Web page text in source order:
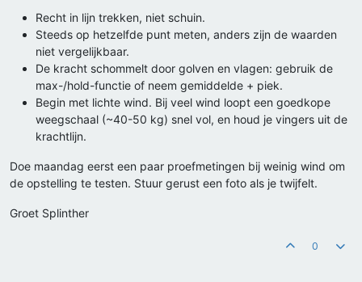
Recht in lijn trekken, niet schuin.
Steeds op hetzelfde punt meten, anders zijn de waarden
niet vergelijkbaar.
De kracht schommelt door golven en vlagen: gebruik de
max-/hold-functie of neem gemiddelde + piek.
Begin met lichte wind. Bij veel wind loopt een goedkope
weegschaal (~40-50 kg) snel vol, en houd je vingers uit de
krachtlijn.
Doe maandag eerst een paar proefmetingen bij weinig wind om
de opstelling te testen. Stuur gerust een foto als je twijfelt.
Groet Splinther
0